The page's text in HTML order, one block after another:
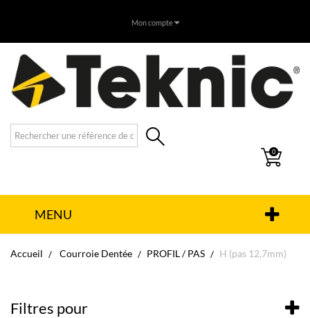
Mon compte
0
MENU
Accueil Courroie Dentée PROFIL / PAS H (pas 12,7mm)
Filtres pour